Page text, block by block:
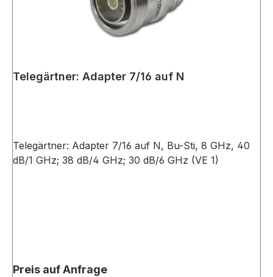
Telegärtner: Adapter 7/16 auf N
Telegärtner: Adapter 7/16 auf N, Bu-Sti, 8 GHz, 40
dB/1 GHz; 38 dB/4 GHz; 30 dB/6 GHz (VE 1)
Preis auf Anfrage